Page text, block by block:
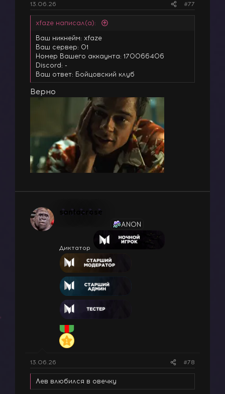
13.06.26 #77
xfaze написал(а):
Ваш никнейм: xfaze
Ваш сервер: 01
Номер Вашего аккаунта: 170066406
Discord: -
Ваш ответ: Бойцовский клуб
Верно
santacrose
ANON
Диктатор
13.06.26 #78
Лев влюбился в овечку